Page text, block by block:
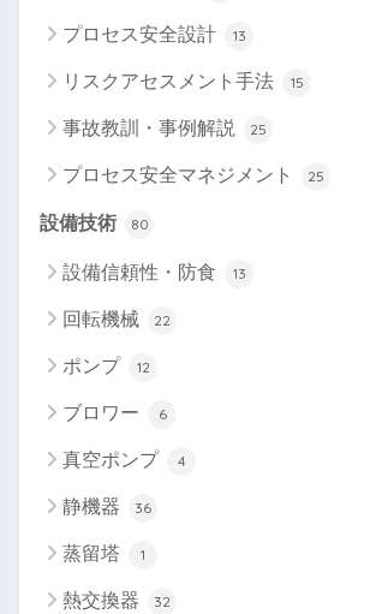
プロセス安全設計 13
リスクアセスメント手法 15
事故教訓・事例解説 25
プロセス安全マネジメント 25
設備技術 80
設備信頼性・防食 13
回転機械 22
ポンプ 12
ブロワー 6
真空ポンプ 4
静機器 36
蒸留塔 1
熱交換器 32